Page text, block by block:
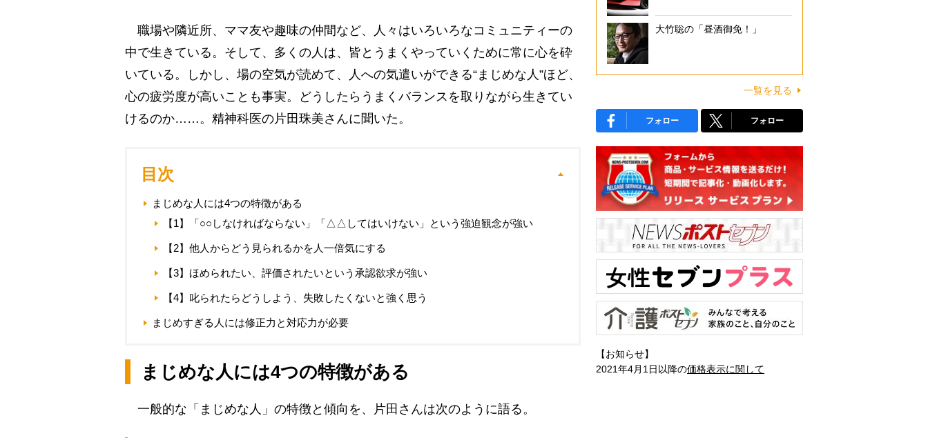
職場や隣近所、ママ友や趣味の仲間など、人々はいろいろなコミュニティーの
中で生きている。そして、多くの人は、皆とうまくやっていくために常に心を砕
いている。しかし、場の空気が読めて、人への気遣いができる“まじめな人”ほど、
心の疲労度が高いことも事実。どうしたらうまくバランスを取りながら生きてい
けるのか……。精神科医の片田珠美さんに聞いた。
目次
まじめな人には4つの特徴がある
【1】「○○しなければならない」「△△してはいけない」という強迫観念が強い
【2】他人からどう見られるかを人一倍気にする
【3】ほめられたい、評価されたいという承認欲求が強い
【4】叱られたらどうしよう、失敗したくないと強く思う
まじめすぎる人には修正力と対応力が必要
まじめな人には4つの特徴がある
一般的な「まじめな人」の特徴と傾向を、片田さんは次のように語る。
大竹聡の「昼酒御免！」
一覧を見る
フォロー フォロー
【お知らせ】
2021年4月1日以降の価格表示に関して